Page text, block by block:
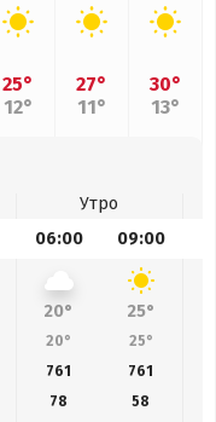
25°
12°
27°
11°
30°
13°
Утро
06:00 09:00
20° 25°
20° 25°
761 761
78 58